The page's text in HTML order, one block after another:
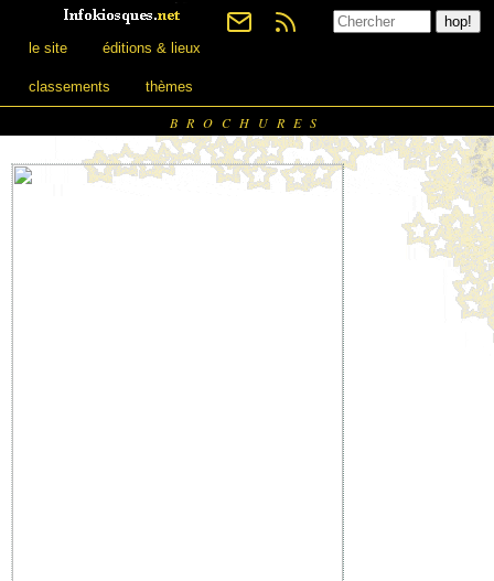
le site éditions & lieux
classements thèmes
BROCHURES